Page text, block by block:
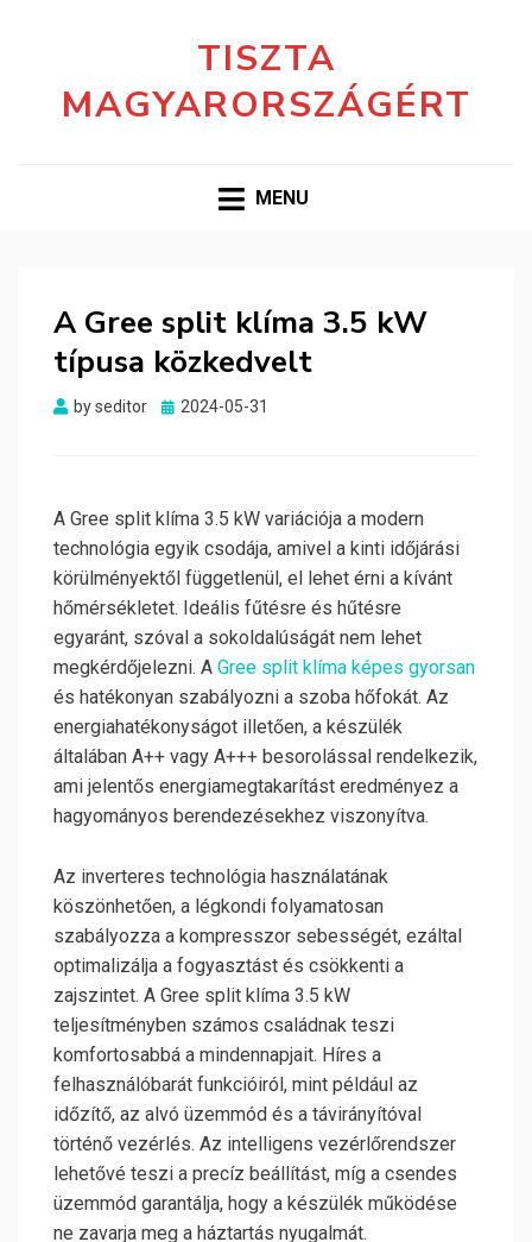
TISZTA
MAGYARORSZÁGÉRT
MENU
A Gree split klíma 3.5 kW
típusa közkedvelt
byseditor
Posted
2024-05-31
A Gree split klíma 3.5 kW variációja a modern
technológia egyik csodája, amivel a kinti időjárási
körülményektől függetlenül, el lehet érni a kívánt
hőmérsékletet. Ideális fűtésre és hűtésre
egyaránt, szóval a sokoldalúságát nem lehet
megkérdőjelezni. A Gree split klíma képes gyorsan
és hatékonyan szabályozni a szoba hőfokát. Az
energiahatékonyságot illetően, a készülék
általában A++ vagy A+++ besorolással rendelkezik,
ami jelentős energiamegtakarítást eredményez a
hagyományos berendezésekhez viszonyítva.
Az inverteres technológia használatának
köszönhetően, a légkondi folyamatosan
szabályozza a kompresszor sebességét, ezáltal
optimalizálja a fogyasztást és csökkenti a
zajszintet. A Gree split klíma 3.5 kW
teljesítményben számos családnak teszi
komfortosabbá a mindennapjait. Híres a
felhasználóbarát funkcióiról, mint például az
időzítő, az alvó üzemmód és a távirányítóval
történő vezérlés. Az intelligens vezérlőrendszer
lehetővé teszi a precíz beállítást, míg a csendes
üzemmód garantálja, hogy a készülék működése
ne zavarja meg a háztartás nyugalmát.